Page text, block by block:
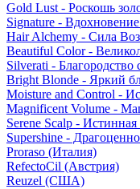
Gold Lust - Роскошь
Signature -
Hair Alchemy - Сила
Beautiful Color -
Silverati - Благородство
Bright Blonde - Яркий
Moisture and Control -
Magnificent Volume -
Serene Scalp -
Supershine -
Proraso (Италия)
RefectoCil (Австрия)
Reuzel (США)